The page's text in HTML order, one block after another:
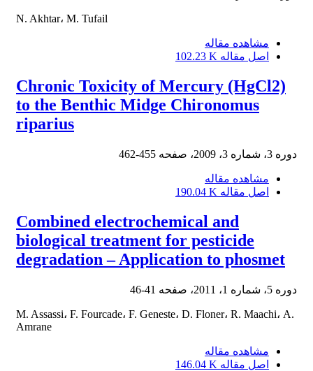
N. Akhtar، M. Tufail
مشاهده مقاله
اصل مقاله 102.23 K
Chronic Toxicity of Mercury (HgCl2)
to the Benthic Midge Chironomus
riparius
دوره 3، شماره 3، 2009، صفحه 455-462
مشاهده مقاله
اصل مقاله 190.04 K
Combined electrochemical and
biological treatment for pesticide
degradation – Application to phosmet
دوره 5، شماره 1، 2011، صفحه 41-46
M. Assassi، F. Fourcade، F. Geneste، D. Floner، R. Maachi، A.
Amrane
مشاهده مقاله
اصل مقاله 146.04 K